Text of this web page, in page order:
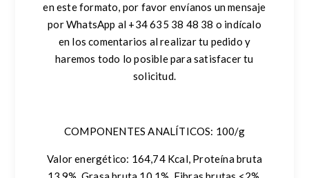
en este formato, por favor envíanos un mensaje
por WhatsApp al +34 635 38 48 38 o indícalo
en los comentarios al realizar tu pedido y
haremos todo lo posible para satisfacer tu
solicitud.
COMPONENTES ANALÍTICOS: 100/g
Valor energético: 164,74 Kcal, Proteína bruta